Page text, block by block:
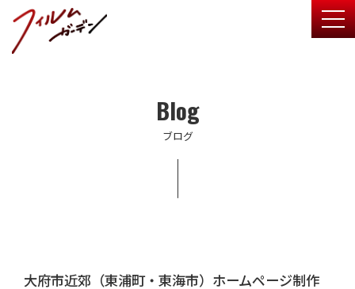
Blog
ブログ
大府市近郊（東浦町・東海市）ホームページ制作